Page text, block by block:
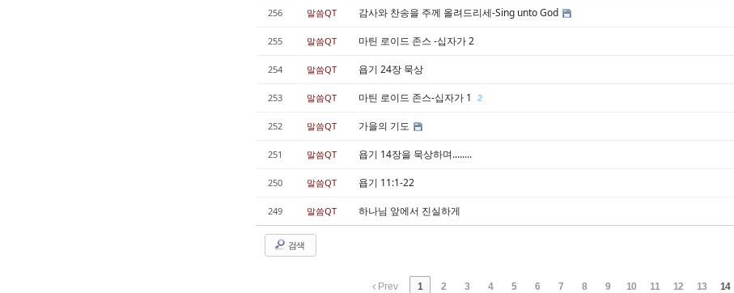
256 말씀QT 감사와 찬송을 주께 올려드리세-Sing unto God
255 말씀QT 마틴 로이드 존스 -십자가 2
254 말씀QT 욥기 24장 묵상
253 말씀QT 마틴 로이드 존스-십자가 1 2
252 말씀QT 가을의 기도
251 말씀QT 욥기 14장을 묵상하며........
250 말씀QT 욥기 11:1-22
249 말씀QT 하나님 앞에서 진실하게
검색
Prev 1 2 3 4 5 6 7 8 9 10 11 12 13 14